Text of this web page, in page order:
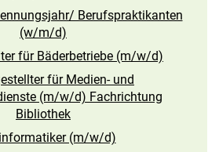
Berufspraktikanten
(w/m/d)
für Bäderbetriebe (m/w/d)
für Medien- und
(m/w/d) Fachrichtung
Bibliothek
(m/w/d)